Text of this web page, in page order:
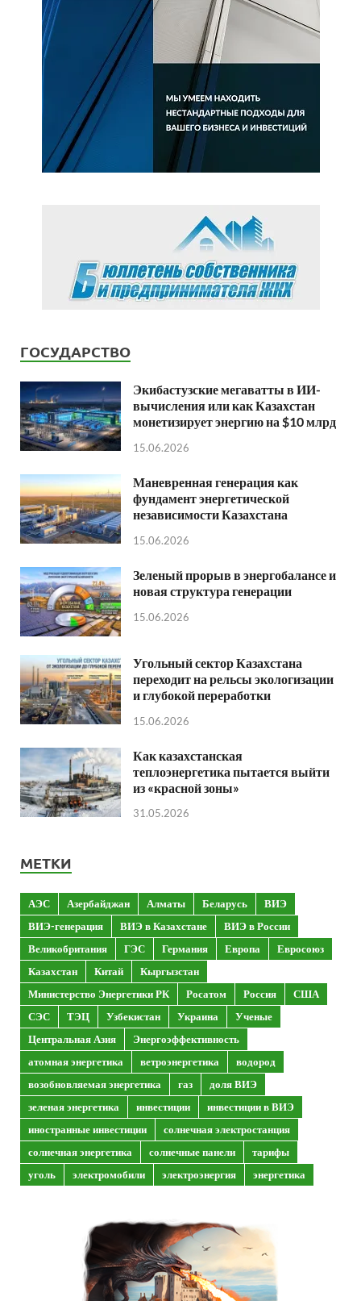
ГОСУДАРСТВО
Экибастузские мегаватты в ИИ-
вычисления или как Казахстан
монетизирует энергию на $10 млрд
15.06.2026
Маневренная генерация как
фундамент энергетической
независимости Казахстана
15.06.2026
Зеленый прорыв в энергобалансе и
новая структура генерации
15.06.2026
Угольный сектор Казахстана
переходит на рельсы экологизации
и глубокой переработки
15.06.2026
Как казахстанская
теплоэнергетика пытается выйти
из «красной зоны»
31.05.2026
МЕТКИ
АЭС Азербайджан Алматы Беларусь
ВИЭ
ВИЭ-генерация
ВИЭ в Казахстане
ВИЭ в России
Великобритания
ГЭС Германия Европа
Евросоюз
Казахстан
Китай
Кыргызстан
Министерство Энергетики РК
Росатом Россия
США
СЭС
ТЭЦ Узбекистан Украина
Ученые
Центральная Азия
Энергоэффективность
атомная энергетика
ветроэнергетика
водород
возобновляемая энергетика
газ
доля ВИЭ
зеленая энергетика
инвестиции
инвестиции в ВИЭ
иностранные инвестиции
солнечная электростанция
солнечная энергетика
солнечные панели
тарифы
уголь
электромобили электроэнергия энергетика